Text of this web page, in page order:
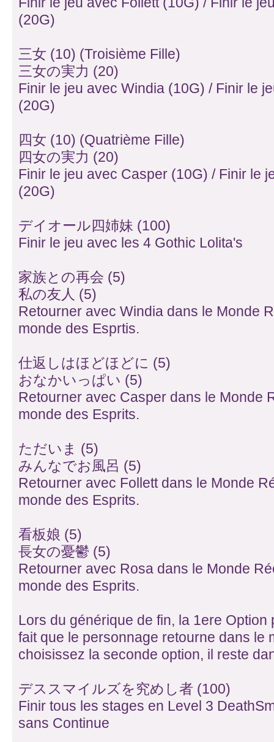
(20G)
三女 (10) (Troisième Fille)
三女の実力 (20)
Finir le jeu avec Windia (10G) / Finir le
(20G)
四女 (10) (Quatrième Fille)
四女の実力 (20)
Finir le jeu avec Casper (10G) / Finir le
(20G)
デイオール四姉妹 (100)
Finir le jeu avec les 4 Gothic Lolita's
家族との再会 (5)
私の友人 (5)
Retourner avec Windia dans le Monde
monde des Esprtis.
仕返しはほどほどに (5)
おなかいっぱい (5)
Retourner avec Casper dans le Monde
monde des Esprits.
ただいま (5)
みんなでお風呂 (5)
Retourner avec Follett dans le Monde
monde des Esprits.
看板娘 (5)
長女の憂鬱 (5)
Retourner avec Rosa dans le Monde
monde des Esprits.
Lors du générique de fin, la 1ere
fait que le personnage retourne dans le
choisissez la seconde option, il reste
デススマイルズを究めし者 (100)
Finir tous les stages en Level 3
sans Continue